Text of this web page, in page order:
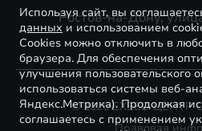
Ростов-на-Дону,
© 2026 EXEED
Используя сайт, вы
данных и использованием
Cookies можно отключить в
браузера. Для обеспечения
улучшения пользовательского
использоваться системы веб-
Яндекс.Метрика). Продолжая
соглашаетесь с применением